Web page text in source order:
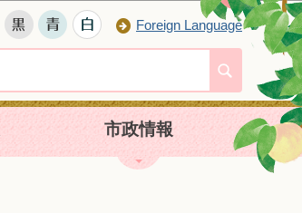
Foreign Language
市政情報